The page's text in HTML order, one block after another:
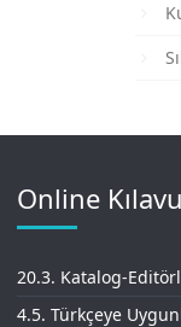
Online
20.3. Katalog-
4.5. Türkçeye